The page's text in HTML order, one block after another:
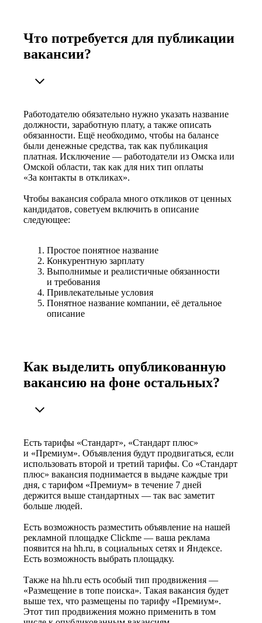
Что потребуется для публикации
вакансии?
Работодателю обязательно нужно указать название
должности, заработную плату, а также описать
обязанности. Ещё необходимо, чтобы на балансе
были денежные средства, так как публикация
платная. Исключение — работодатели из Омска или
Омской области, так как для них тип оплаты
«За контакты в откликах».
Чтобы вакансия собрала много откликов от ценных
кандидатов, советуем включить в описание
следующее:
Простое понятное название
Конкурентную зарплату
Выполнимые и реалистичные обязанности
и требования
Привлекательные условия
Понятное название компании, её детальное
описание
Как выделить опубликованную
вакансию на фоне остальных?
Есть тарифы «Стандарт», «Стандарт плюс»
и «Премиум». Объявления будут продвигаться, если
использовать второй и третий тарифы. Со «Стандарт
плюс» вакансия поднимается в выдаче каждые три
дня, с тарифом «Премиум» в течение 7 дней
держится выше стандартных — так вас заметит
больше людей.
Есть возможность разместить объявление на нашей
рекламной площадке Clickme — ваша реклама
появится на hh.ru, в социальных сетях и Яндексе.
Есть возможность выбрать площадку.
Также на hh.ru есть особый тип продвижения —
«Размещение в топе поиска». Такая вакансия будет
выше тех, что размещены по тарифу «Премиум».
Этот тип продвижения можно применить в том